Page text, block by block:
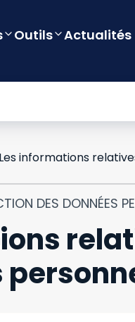
Outils Actualités
Les informations
DES DONNÉES